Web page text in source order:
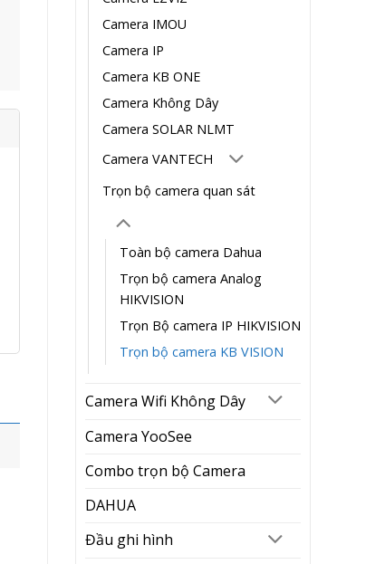
Camera IMOU
Camera IP
Camera KB ONE
Camera Không Dây
Camera SOLAR NLMT
Camera VANTECH
Trọn bộ camera quan sát
Toàn bộ camera Dahua
Trọn bộ camera Analog
HIKVISION
Trọn Bộ camera IP HIKVISION
Trọn bộ camera KB VISION
Camera Wifi Không Dây
Camera YooSee
Combo trọn bộ Camera
DAHUA
Đầu ghi hình